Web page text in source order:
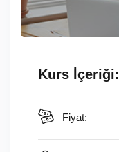
Kurs İçeriği:
Fiyat: